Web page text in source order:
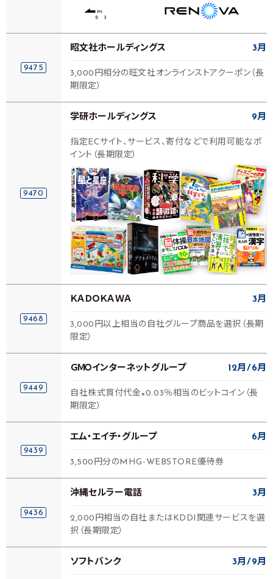
9475
昭文社ホールディングス 3月
3,000円相分の旺文社オンラインストアクーポン（長
期限定）
9470
学研ホールディングス 9月
指定ECサイト、サービス、寄付などで利用可能なポ
イント（長期限定）
9468
ＫＡＤＯＫＡＷＡ 3月
3,000円以上相当の自社グループ商品を選択（長期
限定）
9449
ＧＭＯインターネットグループ 12月 6月
自社株式買付代金×0.03％相当のビットコイン（長
期限定）
9439
エム・エイチ・グループ 6月
3,500円分のMHG-WEBSTORE優待券
9436
沖縄セルラー電話 3月
2,000円相当の自社またはKDDI関連サービスを選
択（長期限定）
ソフトバンク 3月 9月